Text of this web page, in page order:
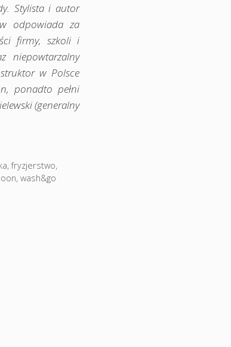
Stylista i autor
odpowiada za
firmy, szkoli i
niepowtarzalny
w Polsce
ponadto pełni
(generalny
,fryzjerstwo,
, wash&go